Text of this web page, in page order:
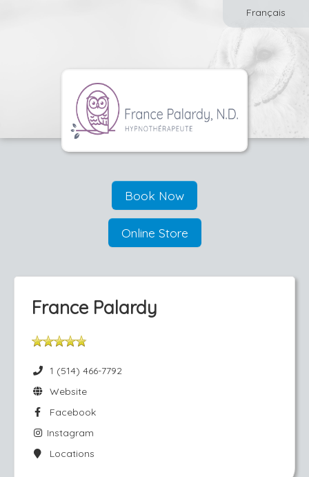
Français
Book Now
Online Store
France Palardy
1 (514) 466-7792
Website
Facebook
Instagram
Locations